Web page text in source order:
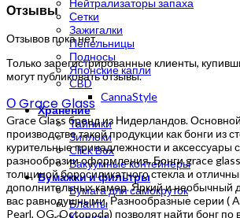
Нейтрализаторы запаха
Сетки
Зажигалки
Пепельницы
Подносы
Японские капли
CBD
CannaStyle
Хранение
Тайники
Зиплоки
Click Box
Вакуумные контейнеры
Бумажки и фильтры
Бумага для самокруток
Бланты
Отзывы
Отзывов пока нет.
Только зарегистрированные клиенты,
могут публиковать отзывы.
О Grace Glass
Grace Glass бренд из Нидерландов.
производстве такой продукции как бонги из
курительные принадлежности и аксессуары
разнообразии оформления. Бонги grace
толщиной боросиликатного стекла и
дополнительных камер. Яркий и необычный
вас равнодушными. Разнообразные серии (
Pearl, OG, Octopoda) позволят найти бонг